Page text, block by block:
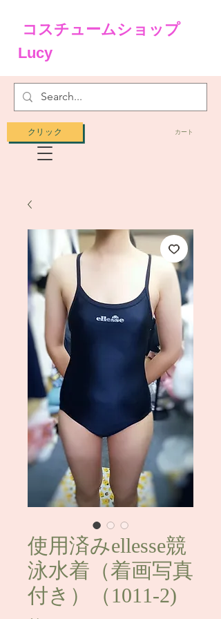
カート
クリック
コスチュームショップ
Lucy
使用済みellesse競
泳水着（着画写真
付き）（1011-2)